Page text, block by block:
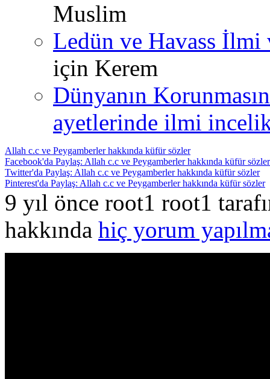
Muslim
Ledün ve Havass İlmi
için Kerem
Dünyanın
ayetlerinde ilmi
Allah c.c ve Peygamberler hakkında küfür sözler
Facebook'da Paylaş: Allah c.c ve Peygamberler hakkında küfür sözler
Twitter'da Paylaş: Allah c.c ve Peygamberler hakkında küfür sözler
Pinterest'da Paylaş: Allah c.c ve Peygamberler hakkında küfür sözler
9 yıl önce root1 root1
hakkında hiç yorum